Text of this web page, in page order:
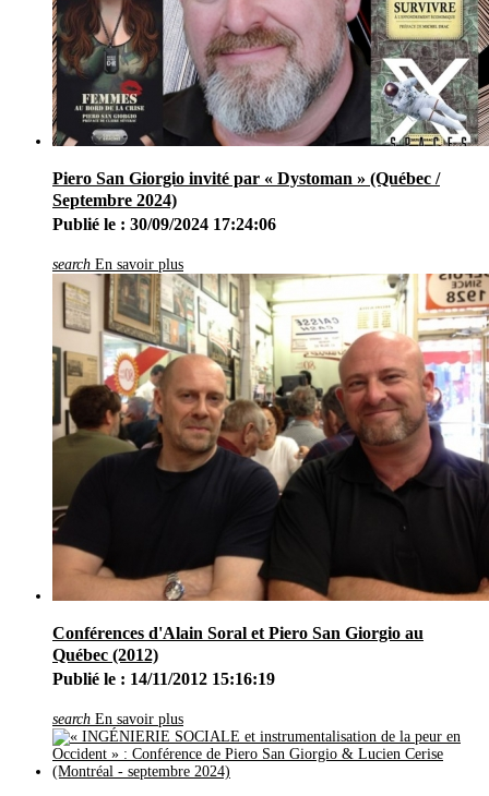
Piero San Giorgio invité par « Dystoman » (Québec /
Septembre 2024)
Publié le : 30/09/2024 17:24:06
search En savoir plus
Conférences d'Alain Soral et Piero San Giorgio au
Québec (2012)
Publié le : 14/11/2012 15:16:19
search En savoir plus